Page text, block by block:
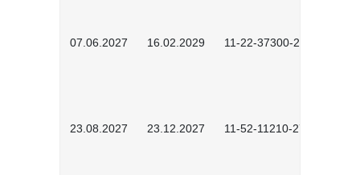
07.06.2027 16.02.2029 11-22-37300-2702
23.08.2027 23.12.2027 11-52-11210-2702